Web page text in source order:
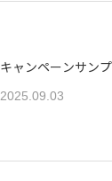
キャンペーンサン
2025.09.03